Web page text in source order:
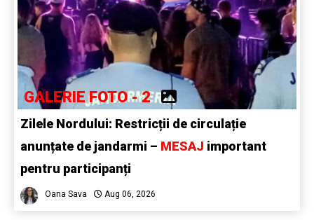
GALERIE FOTO - 2
Zilele Nordului: Restricții de circulație
anunțate de jandarmi – MESAJ important
pentru participanți
Oana Sava Aug 06, 2026